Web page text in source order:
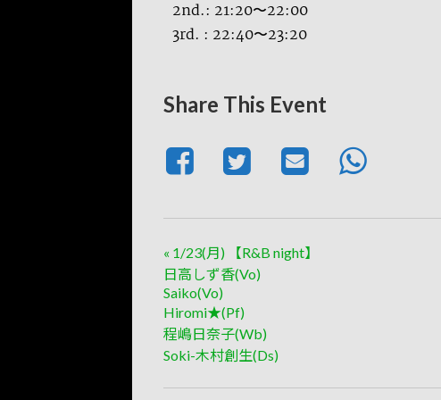
2nd.: 21:20〜22:00
3rd. : 22:40〜23:20
Share This Event
« 1/23(月) 【R&B night】
日高しず香(Vo)
Saiko(Vo)
Hiromi★(Pf)
程嶋日奈子(Wb)
Soki-木村創生(Ds)